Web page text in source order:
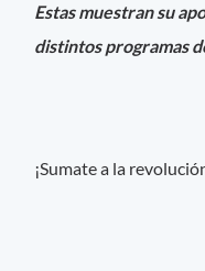
Estas muestran su
distintos programas
¡Sumate a la